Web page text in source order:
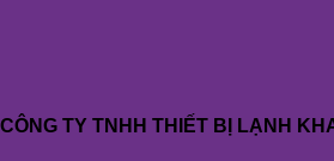
CÔNG TY TNHH THIẾT BỊ LẠNH